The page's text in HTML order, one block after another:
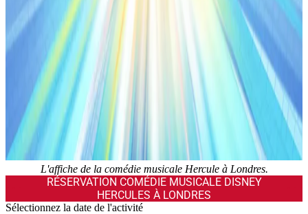
L'affiche de la comédie musicale Hercule à Londres.
RÉSERVATION COMÉDIE MUSICALE DISNEY
HERCULES À LONDRES
Sélectionnez la date de l'activité